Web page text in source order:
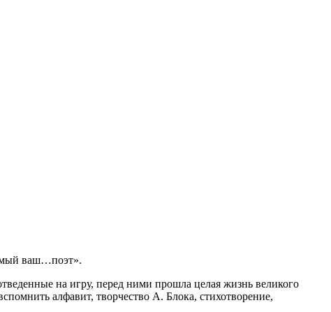
ваш…поэт».
на игру, перед ними прошла целая жизнь великого
алфавит, творчество А. Блока, стихотворение,